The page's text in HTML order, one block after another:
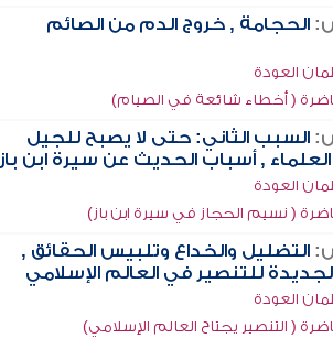
الحجامة , خروج الدم من الصائم
العودة
( أخطاء شائعة في الصيام)
السبب الثاني: حتى لا يصبح للجيل
, أسباب الحديث عن سيرة ابن باز
العودة
( نسيم الحجاز في سيرة ابن باز)
التضليل والخداع وتلبيس الحقائق ,
للتنصير في العالم الإسلامي
العودة
( التنصير يجتاح العالم الإسلامي)